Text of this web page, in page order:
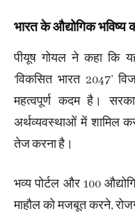
भारत के औद्योगिक भविष्य
पीयूष गोयल ने कहा कि
‘विकसित भारत 2047’
महत्वपूर्ण कदम है।
अर्थव्यवस्थाओं में शामिल
तेज करना है।
भव्य पोर्टल और 100
माहौल को मजबूत करने,